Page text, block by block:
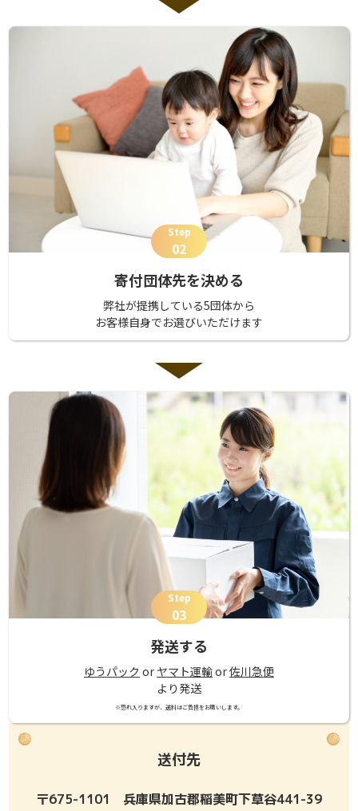
Step
02
寄付団体先を決める
弊社が提携している5団体から
お客様自身でお選びいただけます
Step
03
発送する
ゆうパック or ヤマト運輸or佐川急便
より発送
※恐れ入りますが、送料はご負担をお願いします。
送付先
〒675-1101 兵庫県加古郡稲美町下草谷441-39